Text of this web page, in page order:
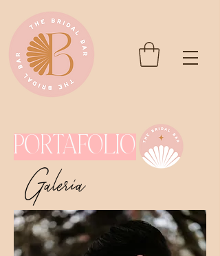
portafolio
Galeria